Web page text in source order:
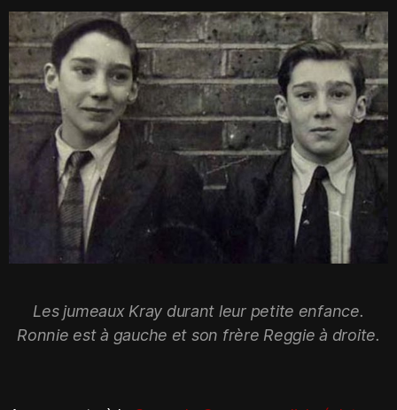
Les jumeaux Kray durant leur petite enfance.
Ronnie est à gauche et son frère Reggie à droite.